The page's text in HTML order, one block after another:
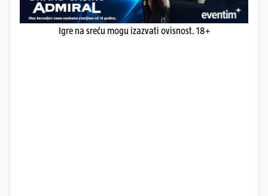
Igre na sreću mogu izazvati ovisnost. 18+